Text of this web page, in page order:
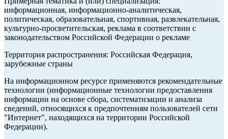
информационная, информационно-аналитическая,
политическая, образовательная, спортивная, развлекательная,
культурно-просветительская, реклама в соответствии с
законодательством Российской Федерации о рекламе
Территория распространения: Российская Федерация,
зарубежные страны
На информационном ресурсе применяются рекомендательные
технологии (информационные технологии предоставления
информации на основе сбора, систематизации и анализа
сведений, относящихся к предпочтениям пользователей сети
"Интернет", находящихся на территории Российской
Федерации).